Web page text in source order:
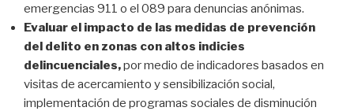
emergencias 911 o el 089 para denuncias anónimas.
Evaluar el impacto de las medidas de prevención
del delito en zonas con altos indicies
delincuenciales,por medio de indicadores basados en
visitas de acercamiento y sensibilización social,
implementación de programas sociales de disminución